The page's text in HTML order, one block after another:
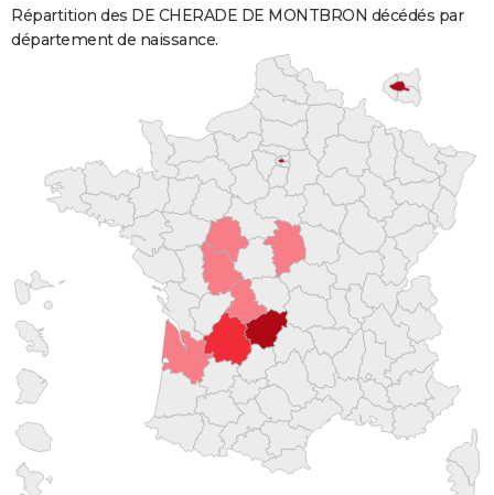
Répartition des DE CHERADE DE MONTBRON décédés par
département de naissance.